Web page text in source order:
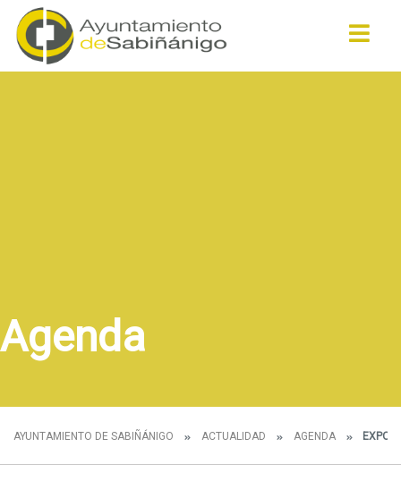
Agenda
AYUNTAMIENTO DE SABIÑÁNIGO ACTUALIDAD AGENDA